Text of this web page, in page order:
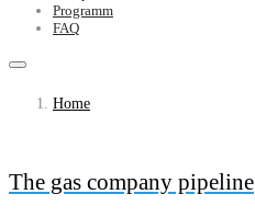
Programm
FAQ
Home
The gas company pipeline